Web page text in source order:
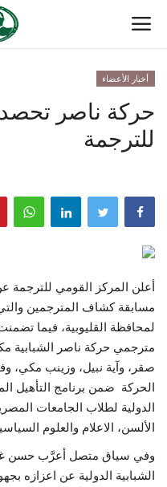
الصفحة الرئيسية
مدرسة الطليعة الوطنية
مصر
فريق العمل
إرث جمال عبدالناصر
أخبار
شروط وأحكام منحة ناصر
أخبار الأعضاء
حركة ناصر
للترجمة
أعلن المركز القومي للترجمة
مسابقة كشاف المترجمين
لمحافظة القليوبية، فيما
مترجمي حركة ناصر الشبابية
صقر، وآية نبيل، وزينب مكي،
الحركة ضمن برنامج التأهيل
الدولية لطلاب الجامعات
الألسن، الاعلام والعلوم
وفي سياق متصل أعرَّب حسن
الشبابية الدولية عن اعزازه